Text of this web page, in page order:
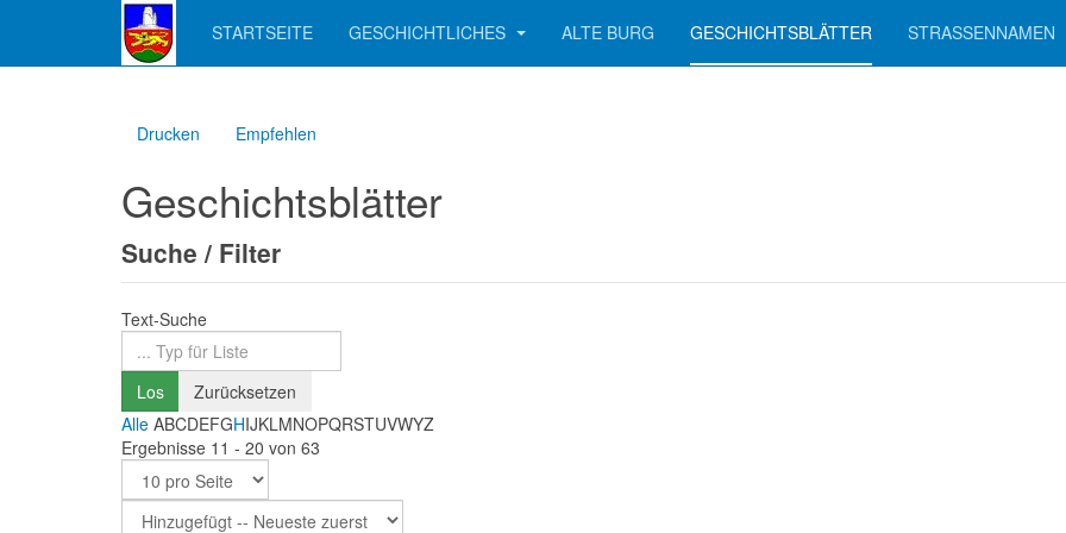
STARTSEITE GESCHICHTLICHES ALTE BURG GESCHICHTSBLÄTTER STRASSENNAMEN
Drucken Empfehlen
Geschichtsblätter
Suche / Filter
Text-Suche
Los
Zurücksetzen
Alle ABCDEFGHIJKLMNOPQRSTUVWYZ
Ergebnisse 11 - 20 von 63